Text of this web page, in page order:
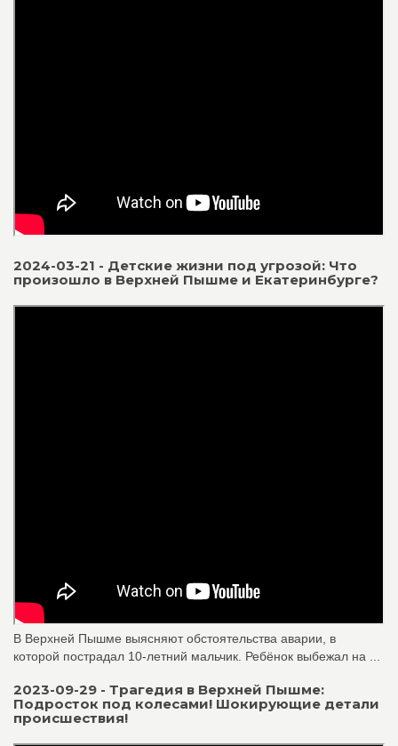
2024-03-21 - Детские жизни под угрозой: Что
произошло в Верхней Пышме и Екатеринбурге?
В Верхней Пышме выясняют обстоятельства аварии, в
которой пострадал 10-летний мальчик. Ребёнок выбежал на ...
2023-09-29 - Трагедия в Верхней Пышме:
Подросток под колесами! Шокирующие детали
происшествия!